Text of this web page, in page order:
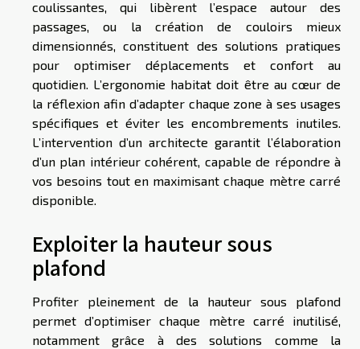
coulissantes, qui libèrent l’espace autour des
passages, ou la création de couloirs mieux
dimensionnés, constituent des solutions pratiques
pour optimiser déplacements et confort au
quotidien. L’ergonomie habitat doit être au cœur de
la réflexion afin d’adapter chaque zone à ses usages
spécifiques et éviter les encombrements inutiles.
L’intervention d’un architecte garantit l’élaboration
d’un plan intérieur cohérent, capable de répondre à
vos besoins tout en maximisant chaque mètre carré
disponible.
Exploiter la hauteur sous
plafond
Profiter pleinement de la hauteur sous plafond
permet d’optimiser chaque mètre carré inutilisé,
notamment grâce à des solutions comme la